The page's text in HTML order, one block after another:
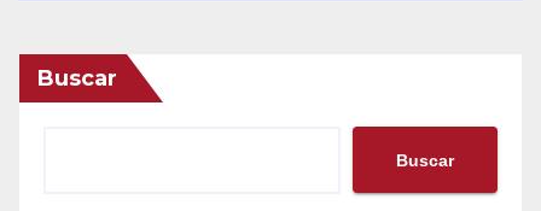
Buscar
Buscar